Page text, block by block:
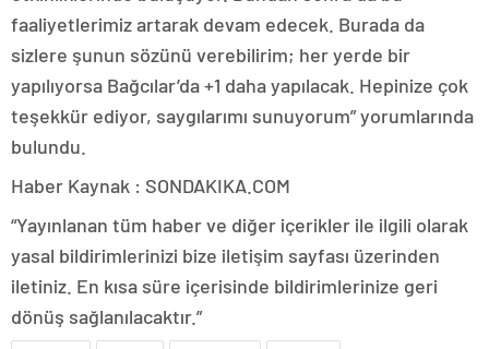
faaliyetlerimiz artarak devam edecek. Burada da
sizlere şunun sözünü verebilirim; her yerde bir
yapılıyorsa Bağcılar’da +1 daha yapılacak. Hepinize çok
teşekkür ediyor, saygılarımı sunuyorum” yorumlarında
bulundu.
Haber Kaynak : SONDAKIKA.COM
“Yayınlanan tüm haber ve diğer içerikler ile ilgili olarak
yasal bildirimlerinizi bize iletişim sayfası üzerinden
iletiniz. En kısa süre içerisinde bildirimlerinize geri
dönüş sağlanılacaktır.”